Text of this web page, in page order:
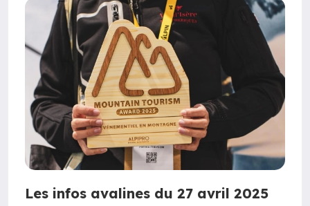
Les infos avalines du 27 avril 2025